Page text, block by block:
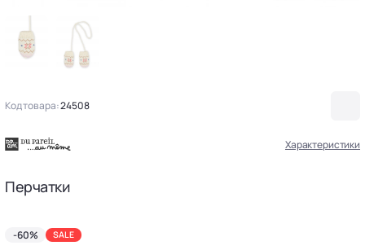
Код товара:24508
Характеристики
Перчатки
-60% SALE